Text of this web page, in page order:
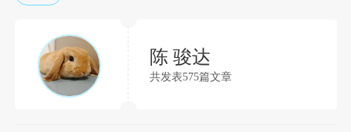
陈 骏达
共发表575篇文章